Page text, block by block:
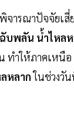
จารณาปัจจัยเสี่
บพลัน น้ำไหล
ทำให้ภาคเหนื
หลากในช่วงวั